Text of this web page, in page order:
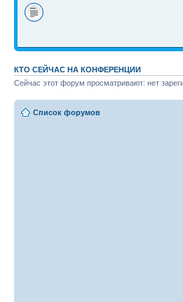
КТО СЕЙЧАС НА КОНФЕРЕНЦИИ
Сейчас этот форум просматривают: нет
Список форумов